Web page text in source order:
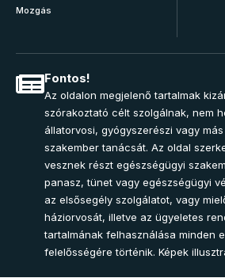
Mozgás
Fontos!
Az oldalon megjelenő tartalmak
szórakoztató célt szolgálnak, nem
állatorvosi, gyógyszerészi vagy
szakember tanácsát. Az oldal
vesznek részt egészségügyi
panasz, tünet vagy egészségügyi
az elsősegély szolgálatot, vagy
háziorvosát, illetve az ügyeletes
tartalmának felhasználása minden
felelősségére történik. Képek